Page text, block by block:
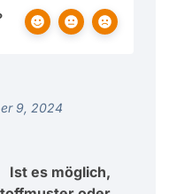
9, 2024
Ist es möglich,